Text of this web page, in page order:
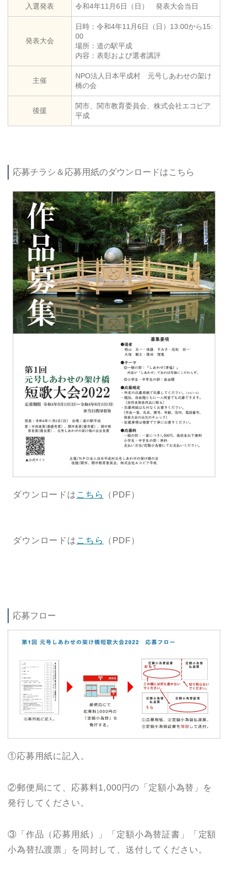
入選発表 令和4年11月6日（日） 発表大会当日
発表大会
日時：令和4年11月6日（日）13:00から15:
00
場所：道の駅平成
内容：表彰および選者講評
主催
NPO法人日本平成村 元号しあわせの架け
橋の会
後援
関市、関市教育委員会、株式会社エコピア
平成
応募チラシ＆応募用紙のダウンロードはこちら
ダウンロードは こちら （PDF）
ダウンロードは こちら （PDF）
応募フロー
①応募用紙に記入。
②郵便局にて、応募料1,000円の「定額小為替」を
発行してください。
③「作品（応募用紙）」「定額小為替証書」「定額
小為替払渡票」を同封して、送付してください。